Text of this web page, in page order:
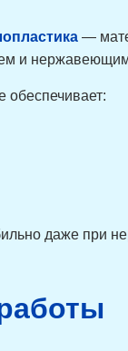
—
и
обеспечивает:
даже при